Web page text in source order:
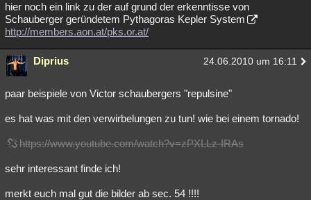
hier noch ein link zu der auf grund der erkenntisse von
Schauberger geründetem Pythagoras Kepler System
http://members.aon.at/pks.or.at/
Diprius 24.06.2010 um 16:11
paar beispiele von Victor schaubergers "repulsine"
es hat was mit den verwirbelungen zu tun! wie bei einem tornado!
https://www.youtube.com/watch?v=zPXLLz-IRAs
sehr interessant finde ich!
merkt euch mal gut die bilder ab sec. 54 !!!!